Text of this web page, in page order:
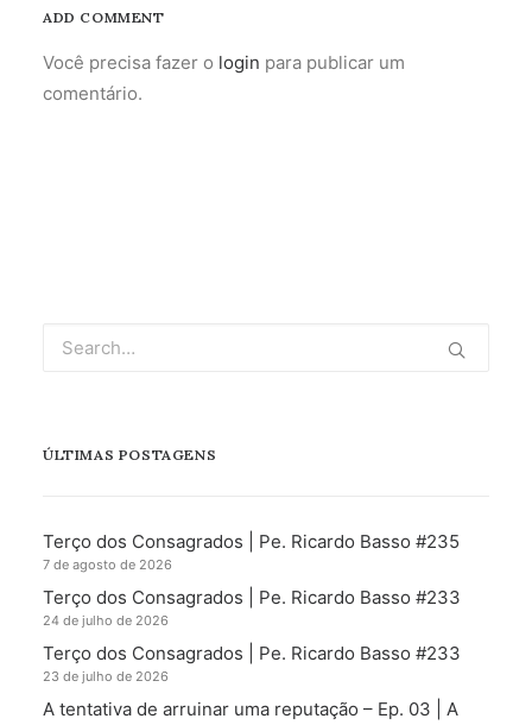
ADD COMMENT
Você precisa fazer o login para publicar um
comentário.
ÚLTIMAS POSTAGENS
Terço dos Consagrados | Pe. Ricardo Basso #235
7 de agosto de 2026
Terço dos Consagrados | Pe. Ricardo Basso #233
24 de julho de 2026
Terço dos Consagrados | Pe. Ricardo Basso #233
23 de julho de 2026
A tentativa de arruinar uma reputação – Ep. 03 | A